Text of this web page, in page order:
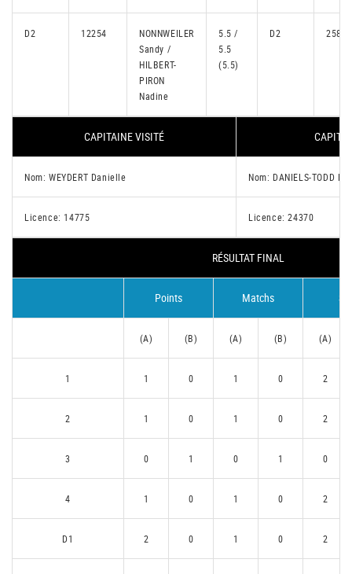
D2 12254
NONNWEILER
Sandy /
HILBERT-
PIRON
Nadine
5.5 /
5.5
(5.5)
D2 25811
CAPITAINE VISITÉ
Nom: WEYDERT Danielle Nom: DANIELS-TODD
Licence: 14775 Licence: 24370
RÉSULTAT FINAL
Points Matchs
(A) (B) (A) (B) (A)
1 1 0 1 0 2
2 1 0 1 0 2
3 0 1 0 1 0
4 1 0 1 0 2
D1 2 0 1 0 2